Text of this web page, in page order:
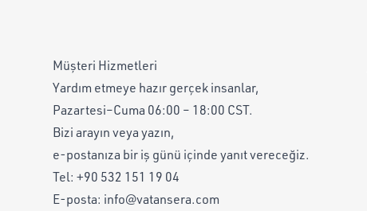
Müşteri Hizmetleri
Yardım etmeye hazır gerçek insanlar,
Pazartesi–Cuma 06:00 – 18:00 CST.
Bizi arayın veya yazın,
e-postanıza bir iş günü içinde yanıt vereceğiz.
Tel: +90 532 151 19 04
E-posta: info@vatansera.com